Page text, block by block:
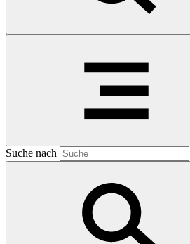
Suche nach